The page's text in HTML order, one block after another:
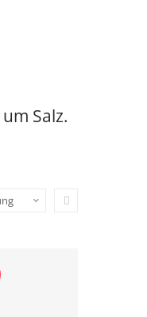
Salz.
In absteigender